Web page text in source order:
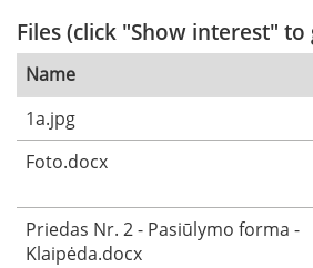
Files (click "Show interest" to
Name
1a.jpg
Foto.docx
Priedas Nr. 2 - Pasiūlymo forma -
Klaipėda.docx